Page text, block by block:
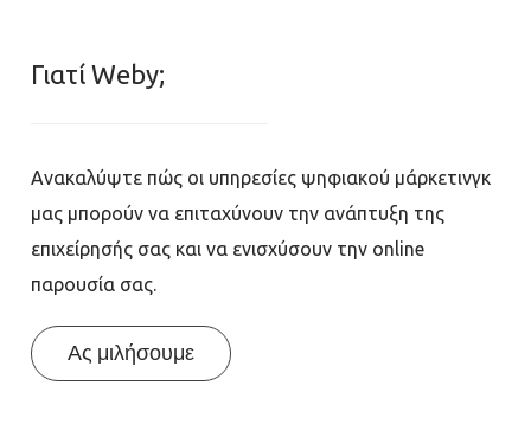
Γιατί Weby;
Ανακαλύψτε πώς οι υπηρεσίες ψηφιακού μάρκετινγκ
μας μπορούν να επιταχύνουν την ανάπτυξη της
επιχείρησής σας και να ενισχύσουν την online
παρουσία σας.
Ας μιλήσουμε